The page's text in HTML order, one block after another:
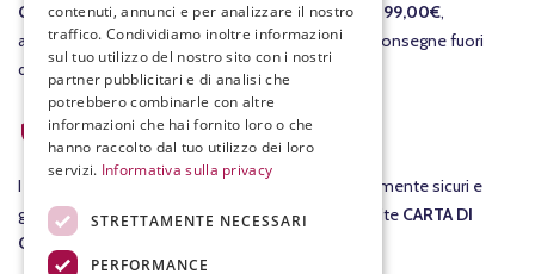
GRATISper le consegne in Italia per ordinisopra i 99,00€,
altrimenti il costo della consegna è di 7,90€. Per consegne fuori
dall'Italia ti invieremo un preventivo separato.
ACQUISTI SICURI
I tuoi
su fracassovini.com sono assolutamente sicuri e
garantiti al 100%. Nel checkout potrai pagare tramite CARTA DI
CREDITO
contenuti, annunci e per analizzare il nostro
traffico. Condividiamo inoltre informazioni
sul tuo utilizzo del nostro sito con i nostri
partner pubblicitari e di analisi che
potrebbero combinarle con altre
informazioni che hai fornito loro o che
hanno raccolto dal tuo utilizzo dei loro
servizi. Informativa sulla privacy
STRETTAMENTE NECESSARI
PERFORMANCE